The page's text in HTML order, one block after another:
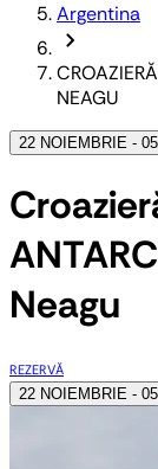
Argentina
chevron_forward
NEAGU
22 NOIEMBRIE -
Neagu
REZERVĂ
22 NOIEMBRIE -